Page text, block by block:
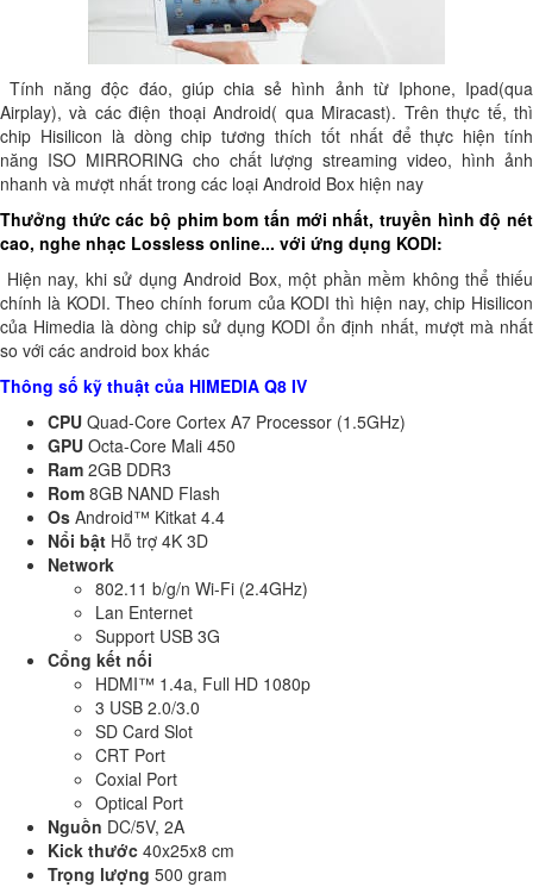
Tính năng độc đáo, giúp chia sẻ hình ảnh từ Iphone, Ipad(qua
Airplay), và các điện thoại Android( qua Miracast). Trên thực tế, thì
chip Hisilicon là dòng chip tương thích tốt nhất để thực hiện tính
năng ISO MIRRORING cho chất lượng streaming video, hình ảnh
nhanh và mượt nhất trong các loại Android Box hiện nay
Thưởng thức các bộ phim bom tấn mới nhất, truyền hình độ nét
cao, nghe nhạc Lossless online... với ứng dụng KODI:
Hiện nay, khi sử dụng Android Box, một phần mềm không thể thiếu
chính là KODI. Theo chính forum của KODI thì hiện nay, chip Hisilicon
của Himedia là dòng chip sử dụng KODI ổn định nhất, mượt mà nhất
so với các android box khác
Thông số kỹ thuật của HIMEDIA Q8 IV
CPU Quad-Core Cortex A7 Processor (1.5GHz)
GPU Octa-Core Mali 450
Ram 2GB DDR3
Rom 8GB NAND Flash
Os Android™ Kitkat 4.4
Nổi bật Hỗ trợ 4K 3D
Network
802.11 b/g/n Wi-Fi (2.4GHz)
Lan Enternet
Support USB 3G
Cổng kết nối
HDMI™ 1.4a, Full HD 1080p
3 USB 2.0/3.0
SD Card Slot
CRT Port
Coxial Port
Optical Port
Nguồn DC/5V, 2A
Kick thước 40x25x8 cm
Trọng lượng 500 gram